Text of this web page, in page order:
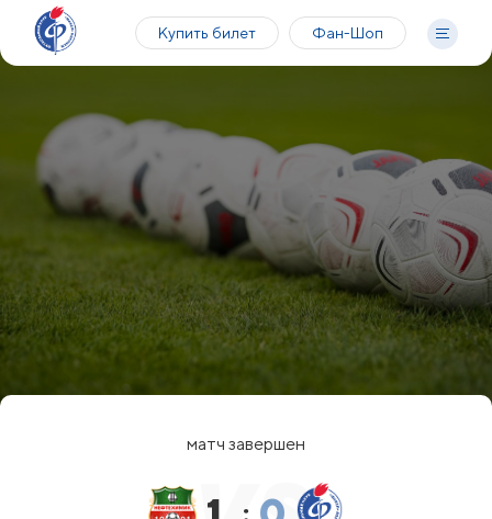
Купить билет Фан-Шоп
матч завершен
: